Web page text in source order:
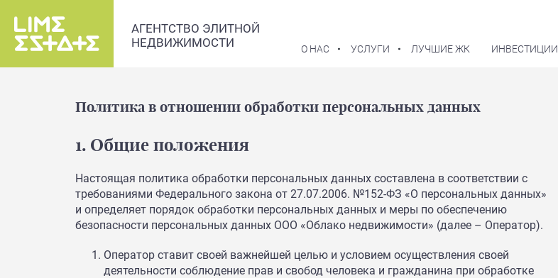
АГЕНТСТВО ЭЛИТНОЙ
НЕДВИЖИМОСТИ
О НАС УСЛУГИ ЛУЧШИЕ ЖК ИНВЕСТИЦИИ
Политика в отношении обработки персональных данных
1. Общие положения
Настоящая политика обработки персональных данных составлена в соответствии с
требованиями Федерального закона от 27.07.2006. №152-ФЗ «О персональных данных»
и определяет порядок обработки персональных данных и меры по обеспечению
безопасности персональных данных ООО «Облако недвижимости» (далее – Оператор).
Оператор ставит своей важнейшей целью и условием осуществления своей
деятельности соблюдение прав и свобод человека и гражданина при обработке